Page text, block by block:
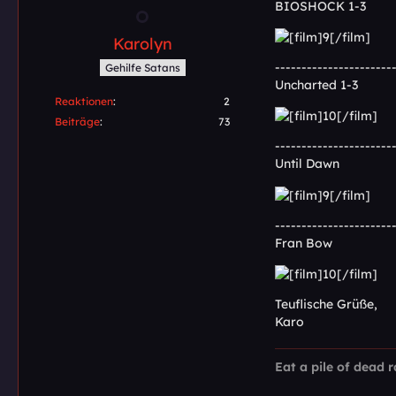
Karolyn
Gehilfe Satans
Reaktionen
2
Beiträge
73
BIOSHOCK 1-3
Uncharted 1-3
Until Dawn
Fran Bow
Teuflische Grüße,
Karo
Eat a pile of dead